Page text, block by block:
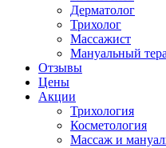
Дерматолог
Трихолог
Массажист
Мануальный
Отзывы
Цены
Акции
Трихология
Косметология
Массаж и